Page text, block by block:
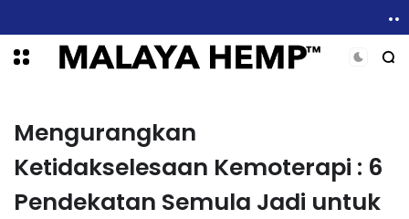
Mengurangkan
Ketidakselesaan Kemoterapi : 6
Pendekatan Semula Jadi untuk